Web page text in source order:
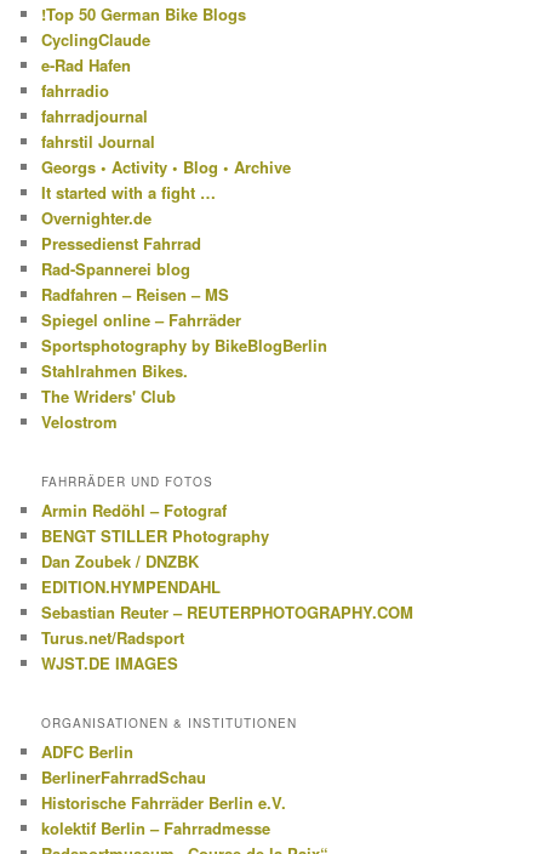
!Top 50 German Bike Blogs
CyclingClaude
e-Rad Hafen
fahrradio
fahrradjournal
fahrstil Journal
Georgs • Activity • Blog • Archive
It started with a fight …
Overnighter.de
Pressedienst Fahrrad
Rad-Spannerei blog
Radfahren – Reisen – MS
Spiegel online – Fahrräder
Sportsphotography by BikeBlogBerlin
Stahlrahmen Bikes.
The Wriders' Club
Velostrom
FAHRRÄDER UND FOTOS
Armin Redöhl – Fotograf
BENGT STILLER Photography
Dan Zoubek / DNZBK
EDITION.HYMPENDAHL
Sebastian Reuter – REUTERPHOTOGRAPHY.COM
Turus.net/Radsport
WJST.DE IMAGES
ORGANISATIONEN & INSTITUTIONEN
ADFC Berlin
BerlinerFahrradSchau
Historische Fahrräder Berlin e.V.
kolektif Berlin – Fahrradmesse